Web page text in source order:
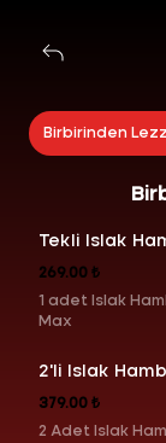
Birbirinden
Tekli Islak
269.00 ₺
1 adet Islak
Max
2'li Islak
379.00 ₺
2 Adet Islak